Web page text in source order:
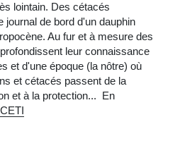
lointain. Des cétacés
journal de bord d'un dauphin
Au fur et à mesure des
leur connaissance
et d'une époque (la nôtre) où
et cétacés passent de la
et à la protection...  En